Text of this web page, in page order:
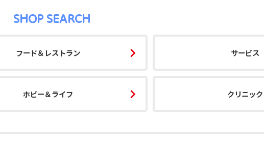
SHOP SEARCH
フード＆レストラン サービス
ホビー＆ライフ クリニック